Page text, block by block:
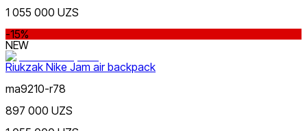
Qora
Faqat onlayn (yetkazib berish)
1 055 000 UZS
-15%
NEW
Riukzak Nike Jam air backpack
ma9210-r78
897 000 UZS